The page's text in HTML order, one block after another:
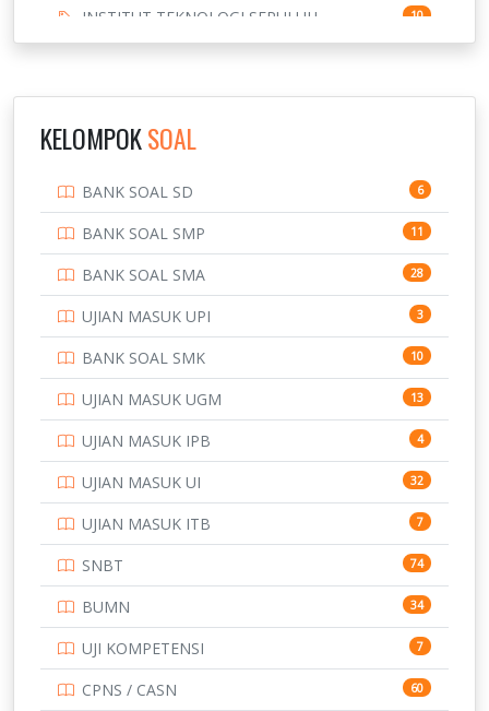
INSTITUT TEKNOLOGI SEPULUH
NOVEMBER
10
3
169
7
PTDI STTD 4
133
SMA 146
SMK 231
SMP 134
STIP 2
153
345
UNIVERSITAS AIRLANGGA 15
16
KELOMPOKSOAL
BANK SOAL SD 6
BANK SOAL SMP 11
BANK SOAL SMA 28
UJIAN MASUK UPI 3
BANK SOAL SMK 10
UJIAN MASUK UGM 13
UJIAN MASUK IPB 4
UJIAN MASUK UI 32
UJIAN MASUK ITB 7
SNBT 74
BUMN 34
UJI KOMPETENSI 7
CPNS / CASN 60